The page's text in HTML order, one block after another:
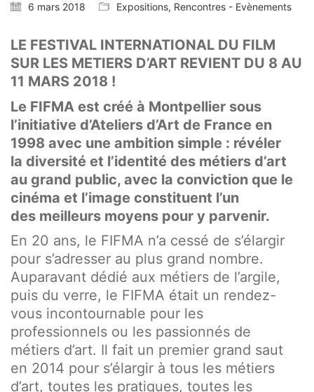
6 mars 2018 Expositions, Rencontres - Evènements
LE FESTIVAL INTERNATIONAL DU FILM
SUR LES METIERS D’ART REVIENT DU 8 AU
11 MARS 2018 !
Le FIFMA est créé à Montpellier sous
l’initiative d’Ateliers d’Art de France en
1998 avec une ambition simple : révéler
la diversité et l’identité des métiers d’art
au grand public, avec la conviction que le
cinéma et l’image constituent l’un
des meilleurs moyens pour y parvenir.
En 20 ans, le FIFMA n’a cessé de s’élargir
pour s’adresser au plus grand nombre.
Auparavant dédié aux métiers de l’argile,
puis du verre, le FIFMA était un rendez-
vous incontournable pour les
professionnels ou les passionnés de
métiers d’art. Il fait un premier grand saut
en 2014 pour s’élargir à tous les métiers
d’art, toutes les pratiques, toutes les